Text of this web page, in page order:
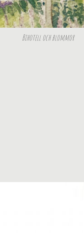
Bihotell och blommor